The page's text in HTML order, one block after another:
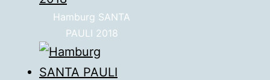
Hamburg SANTA
PAULI 2018